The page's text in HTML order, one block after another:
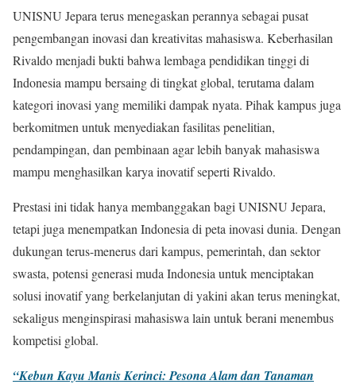
UNISNU Jepara terus menegaskan perannya sebagai pusat
pengembangan inovasi dan kreativitas mahasiswa. Keberhasilan
Rivaldo menjadi bukti bahwa lembaga pendidikan tinggi di
Indonesia mampu bersaing di tingkat global, terutama dalam
kategori inovasi yang memiliki dampak nyata. Pihak kampus juga
berkomitmen untuk menyediakan fasilitas penelitian,
pendampingan, dan pembinaan agar lebih banyak mahasiswa
mampu menghasilkan karya inovatif seperti Rivaldo.
Prestasi ini tidak hanya membanggakan bagi UNISNU Jepara,
tetapi juga menempatkan Indonesia di peta inovasi dunia. Dengan
dukungan terus-menerus dari kampus, pemerintah, dan sektor
swasta, potensi generasi muda Indonesia untuk menciptakan
solusi inovatif yang berkelanjutan di yakini akan terus meningkat,
sekaligus menginspirasi mahasiswa lain untuk berani menembus
kompetisi global.
“Kebun Kayu Manis Kerinci: Pesona Alam dan Tanaman